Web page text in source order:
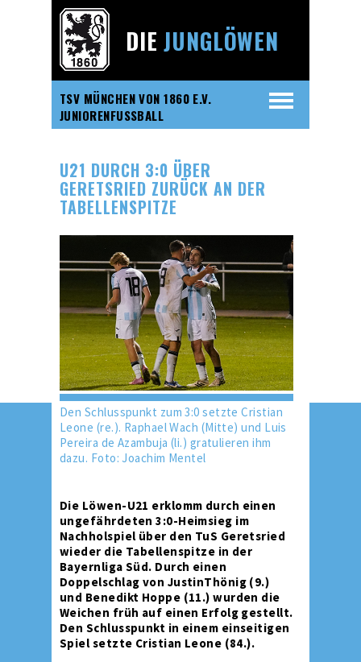
TSV MÜNCHEN VON 1860 E.V.
JUNIORENFUSSBALL
DIEJUNGLÖWEN
U21 DURCH 3:0 ÜBER
GERETSRIED ZURÜCK AN DER
TABELLENSPITZE
Den Schlusspunkt zum 3:0 setzte Cristian
Leone (re.). Raphael Wach (Mitte) und Luis
Pereira de Azambuja (li.) gratulieren ihm
dazu. Foto: Joachim Mentel
Die Löwen-U21 erklomm durch einen
ungefährdeten 3:0-Heimsieg im
Nachholspiel über den TuS Geretsried
wieder die Tabellenspitze in der
Bayernliga Süd. Durch einen
Doppelschlag von JustinThönig (9.)
und Benedikt Hoppe (11.) wurden die
Weichen früh auf einen Erfolg gestellt.
Den Schlusspunkt in einem einseitigen
Spiel setzte Cristian Leone (84.).